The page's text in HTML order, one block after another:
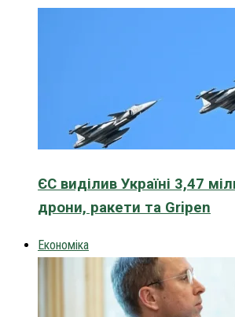
ЄС виділив Україні 3,47
дрони, ракети та Gripen
Економіка